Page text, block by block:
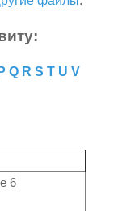
P Q R S T U V
6